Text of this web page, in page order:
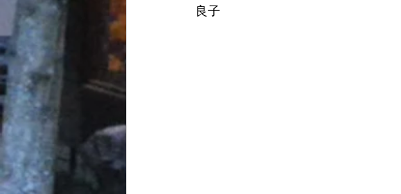
良子